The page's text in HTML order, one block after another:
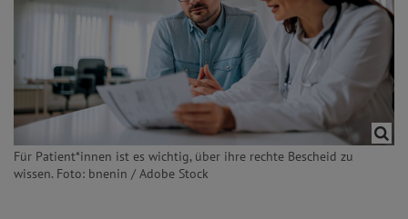
Für Patient*innen ist es wichtig, über ihre rechte Bescheid zu
wissen. Foto: bnenin / Adobe Stock